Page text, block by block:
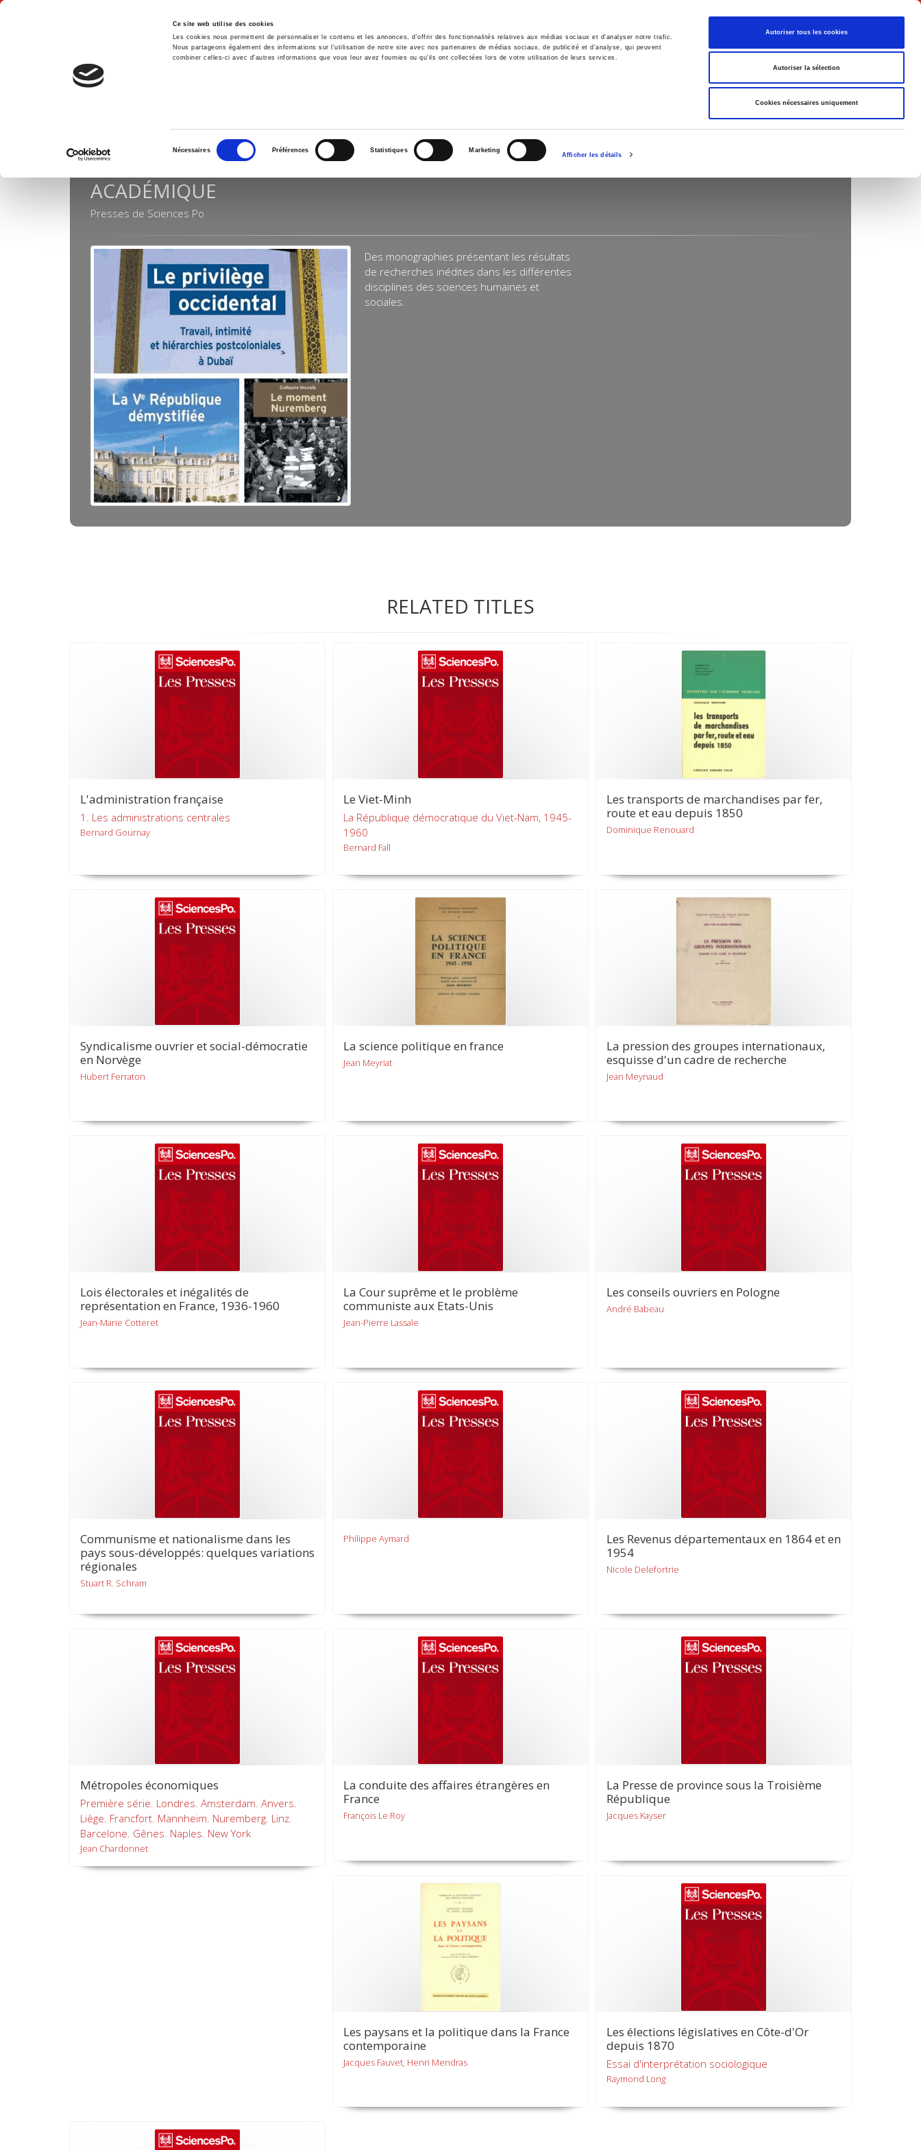
Ce site web utilise des cookies
Les cookies nous permettent de personnaliser le contenu et les annonces, d'offrir des fonctionnalités relatives aux médias sociaux et d'analyser notre trafic.
Nous partageons également des informations sur l'utilisation de notre site avec nos partenaires de médias sociaux, de publicité et d'analyse, qui peuvent
combiner celles-ci avec d'autres informations que vous leur avez fournies ou qu'ils ont collectées lors de votre utilisation de leurs services.
consentement
Nécessaires Préférences Statistiques Marketing
Afficher les détails
Autoriser tous les cookies
Autoriser la sélection
Cookies nécessaires uniquement
English
Home Environment History International Politics
ACADÉMIQUE
Presses de Sciences Po
Des monographies présentant les résultats
de recherches inédites dans les différentes
disciplines des sciences humaines et
sociales.
RELATED TITLES
L'administration française
1. Les administrations centrales
Bernard Gournay
Le Viet-Minh
La République démocratique du Viet-Nam, 1945-
1960
Bernard Fall
Les transports de marchandises par fer,
route et eau depuis 1850
Dominique Renouard
Syndicalisme ouvrier et social-démocratie
en Norvège
Hubert Ferraton
La science politique en france
Jean Meyriat
La pression des groupes internationaux,
esquisse d'un cadre de recherche
Jean Meynaud
Lois électorales et inégalités de
représentation en France, 1936-1960
Jean-Marie Cotteret
La Cour suprême et le problème
communiste aux Etats-Unis
Jean-Pierre Lassale
Les conseils ouvriers en Pologne
André Babeau
Communisme et nationalisme dans les
pays sous-développés: quelques variations
régionales
Stuart R. Schram
Philippe Aymard
Les Revenus départementaux en 1864 et en
1954
Nicole Delefortrie
Métropoles économiques
Première série. Londres. Amsterdam. Anvers.
Liège. Francfort. Mannheim. Nuremberg. Linz.
Barcelone. Gênes. Naples. New York
Jean Chardonnet
La conduite des affaires étrangères en
France
François Le Roy
La Presse de province sous la Troisième
République
Jacques Kayser
Les paysans et la politique dans la France
contemporaine
Jacques Fauvet, Henri Mendras
Les élections législatives en Côte-d'Or
depuis 1870
Essai d'interprétation sociologique
Raymond Long